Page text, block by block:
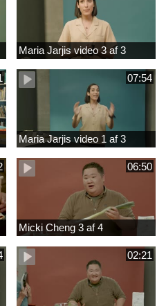
Maria Jarjis video 3 af 3
07:54
Maria Jarjis video 1 af 3
06:50
Micki Cheng 3 af 4
02:21